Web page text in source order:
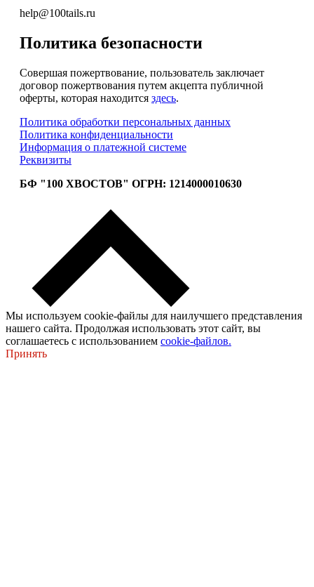
help@100tails.ru
Политика безопасности
Совершая пожертвование, пользователь заключает
договор пожертвования путем акцепта публичной
оферты, которая находится здесь.
Политика обработки персональных данных
Политика конфиденциальности
Информация о платежной системе
Реквизиты
БФ "100 ХВОСТОВ" ОГРН: 1214000010630
Мы используем cookie-файлы для наилучшего представления
нашего сайта. Продолжая использовать этот сайт, вы
соглашаетесь с использованием cookie-файлов.
Принять